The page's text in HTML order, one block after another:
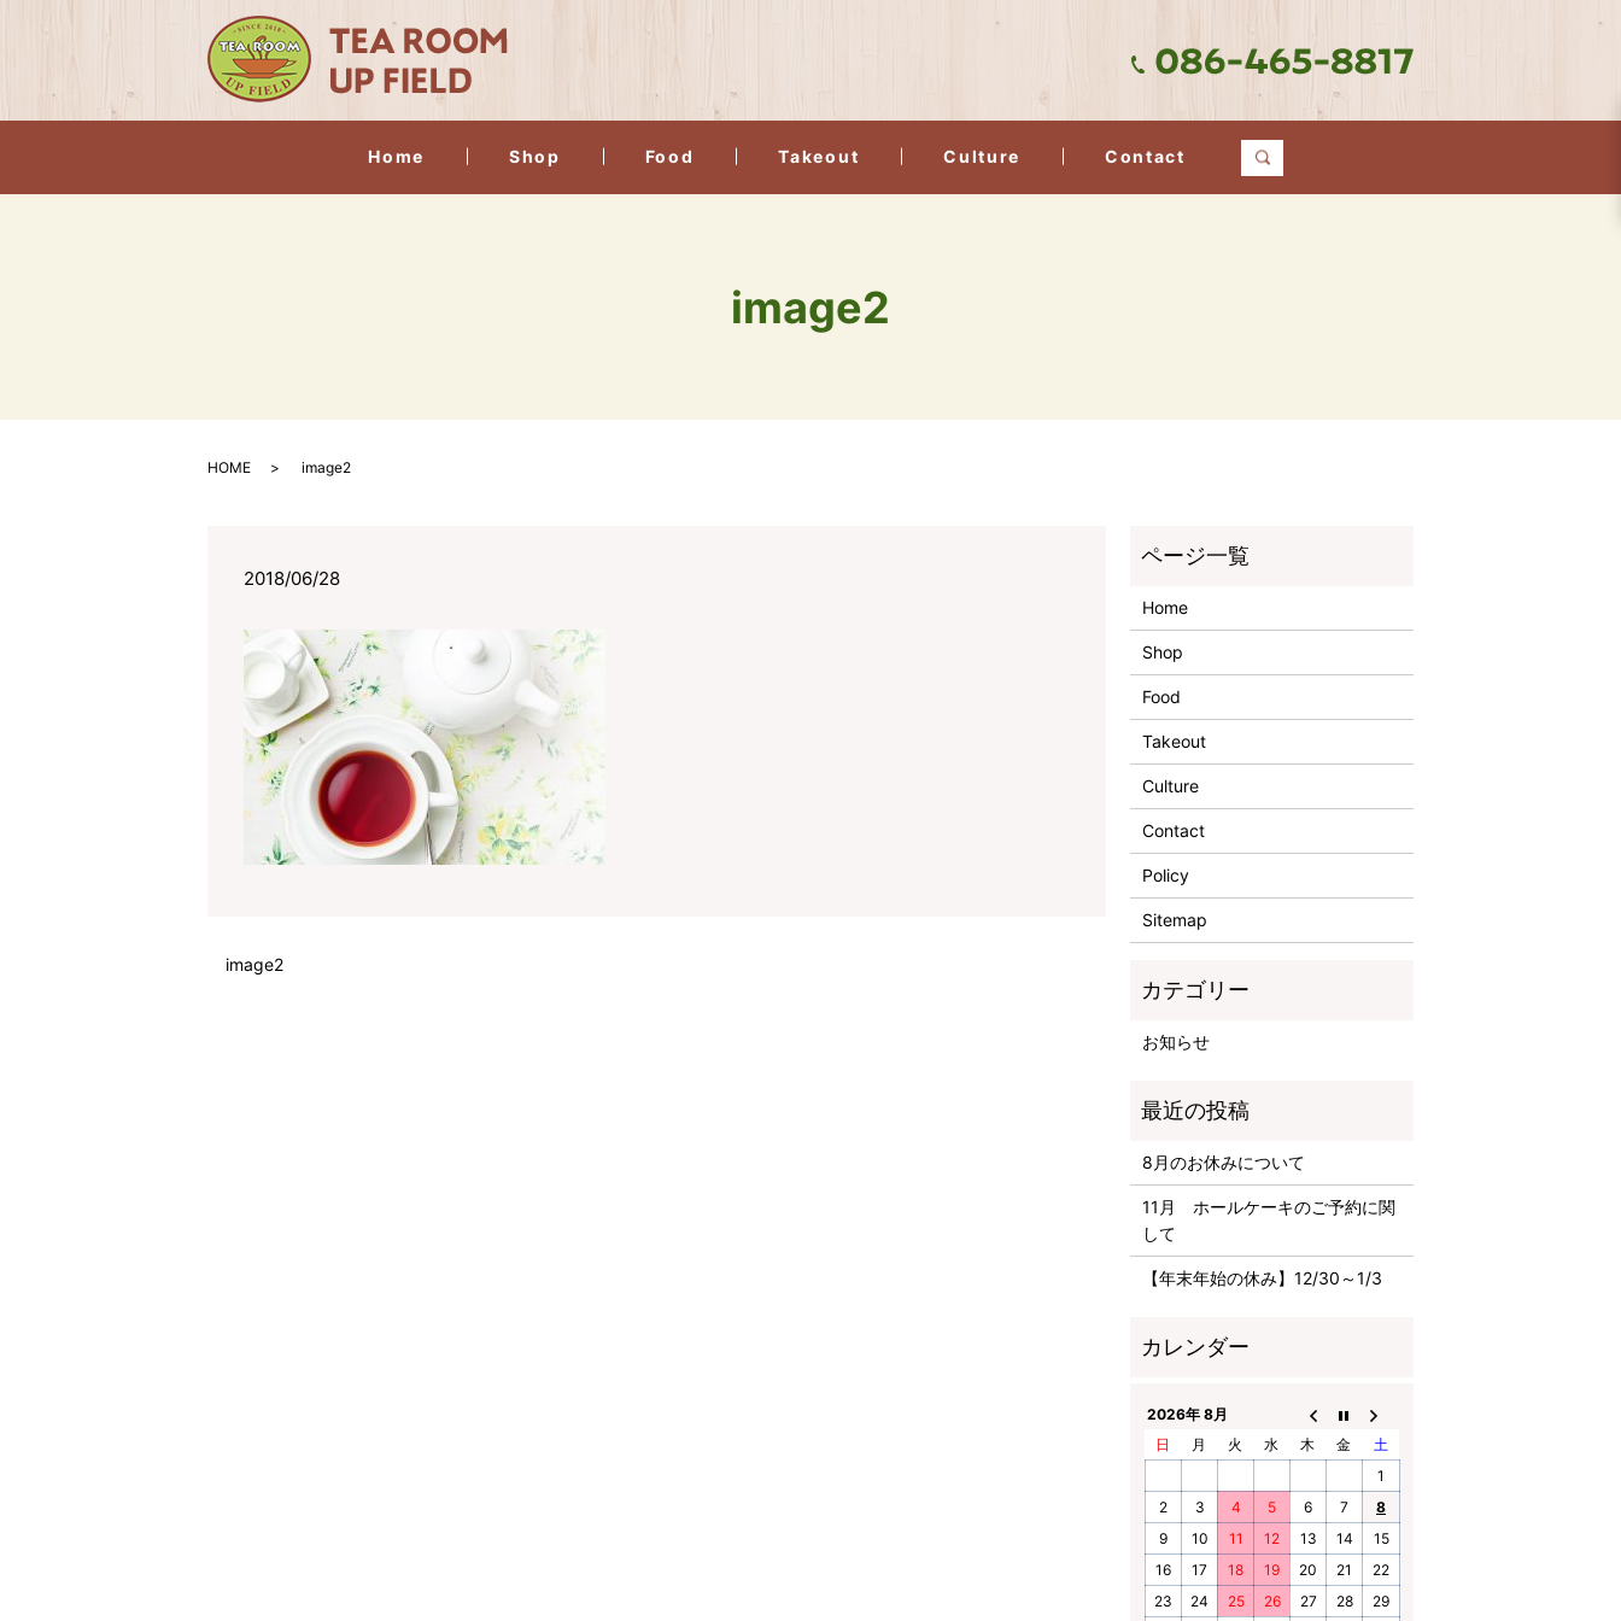
Home Shop Food Takeout Culture Contact search
image2
HOME image2
2018/06/28
image2
Home
Shop
Food
Takeout
Culture
Contact
Policy
Sitemap
お知らせ
8月のお休みについて
11月 ホールケーキのご予約に関
して
【年末年始の休み】12/30～1/3
2026年 8月
日
月 火 水 木 金
土
1
2
3 4 5 6 7
8
9
10 11 12 13 14
15
16
17 18 19 20 21
22
23
24 25 26 27 28 29